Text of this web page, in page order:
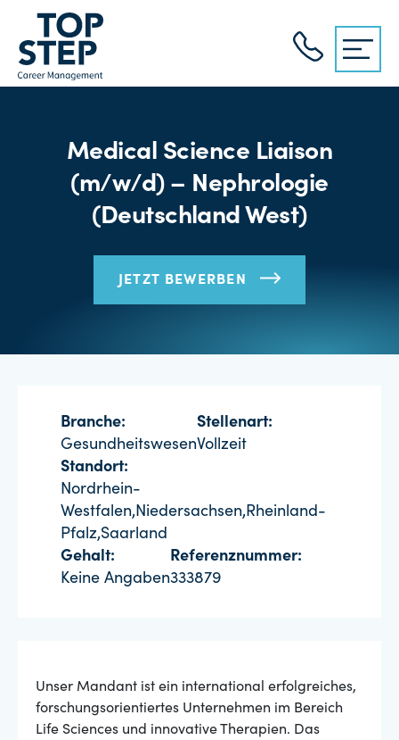
Medical Science Liaison
(m/w/d) – Nephrologie
(Deutschland West)
JETZT BEWERBEN
Branche:
Gesundheitswesen
Stellenart:
Vollzeit
Standort:
Nordrhein-
Westfalen,Niedersachsen,Rheinland-
Pfalz,Saarland
Gehalt:
Keine Angaben
Referenznummer:
333879
Unser Mandant ist ein international erfolgreiches,
forschungsorientiertes Unternehmen im Bereich
Life Sciences und innovative Therapien. Das